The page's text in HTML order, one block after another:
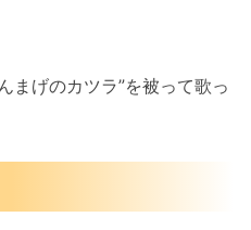
まげのカツラ”を被って歌っ